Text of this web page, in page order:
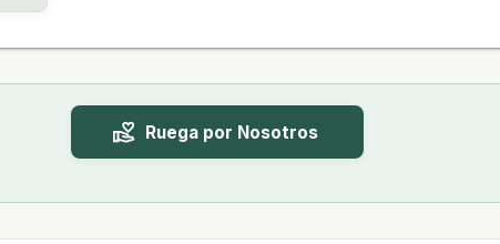
Ruega por Nosotros